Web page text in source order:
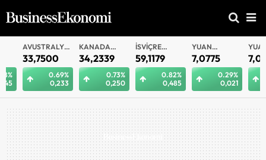
AVUSTRALYA
DOLARI
33,7500
0.69%
0,233
KANADA
DOLARI
34,2339
0.73%
0,250
İSVIÇRE
FRANKI
59,1179
0.82%
0,485
YUAN
OFFSHORE
7,0775
0.29%
0,021
YUAN
7,0812